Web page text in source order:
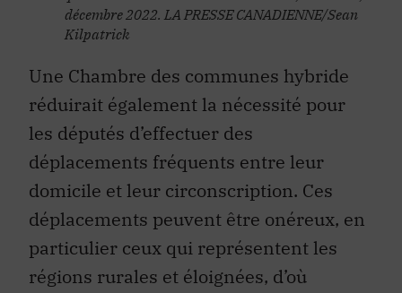
décembre 2022. LA PRESSE CANADIENNE/Sean
Kilpatrick
Une Chambre des communes hybride
réduirait également la nécessité pour
les députés d’effectuer des
déplacements fréquents entre leur
domicile et leur circonscription. Ces
déplacements peuvent être onéreux, en
particulier ceux qui représentent les
régions rurales et éloignées, d’où